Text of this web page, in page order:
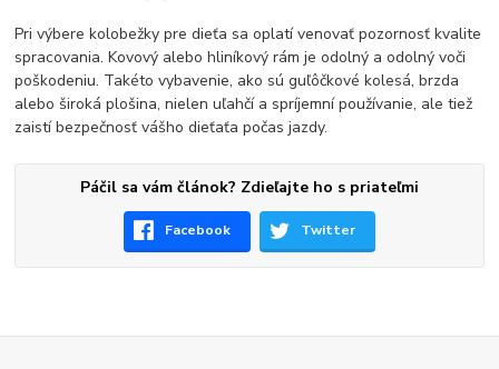
Pri výbere kolobežky pre dieťa sa oplatí venovať pozornosť kvalite
spracovania. Kovový alebo hliníkový rám je odolný a odolný voči
poškodeniu. Takéto vybavenie, ako sú guľôčkové kolesá, brzda
alebo široká plošina, nielen uľahčí a spríjemní používanie, ale tiež
zaistí bezpečnosť vášho dieťaťa počas jazdy.
Páčil sa vám článok? Zdieľajte ho s priateľmi
Facebook Twitter